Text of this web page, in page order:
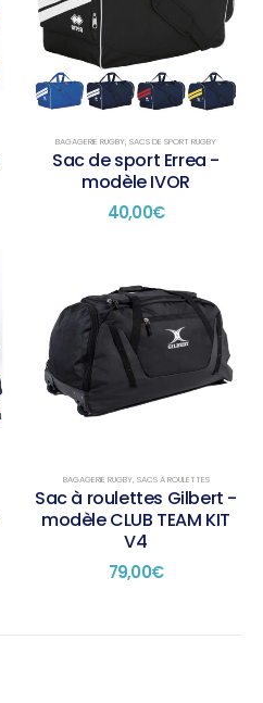
BAGAGERIE RUGBY, SACS DE SPORT RUGBY
Sac de sport Errea -
modèle IVOR
40,00€
BAGAGERIE RUGBY, SACS À ROULETTES
Sac à roulettes Gilbert -
modèle CLUB TEAM KIT
V4
79,00€